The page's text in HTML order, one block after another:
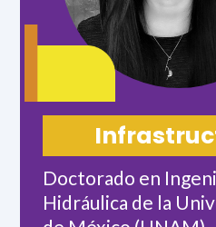
Doctorado en
Hidráulica de la